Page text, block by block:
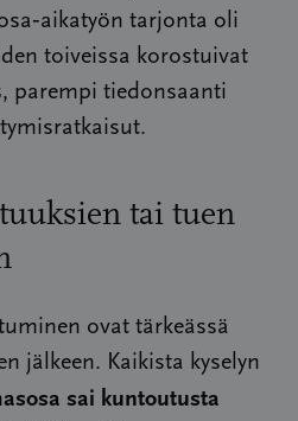
tarjonta oli
toiveissa korostuivat
parempi tiedonsaanti
tai tuen
ovat tärkeässä
jälkeen. Kaikista kyselyn
sai kuntoutusta